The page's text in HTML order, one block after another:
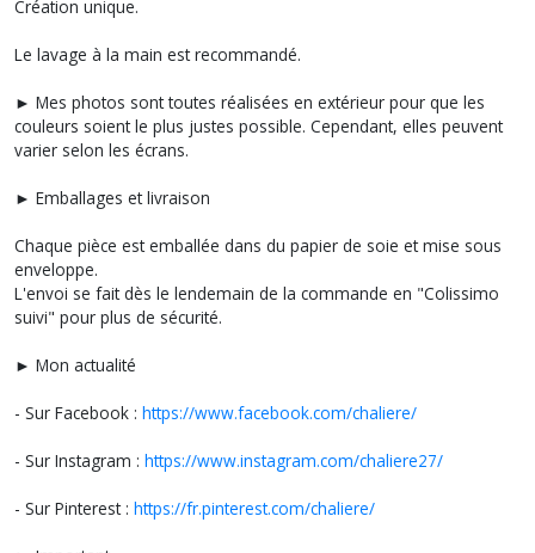
Création unique.
Le lavage à la main est recommandé.
► Mes photos sont toutes réalisées en extérieur pour que les
couleurs soient le plus justes possible. Cependant, elles peuvent
varier selon les écrans.
► Emballages et livraison
Chaque pièce est emballée dans du papier de soie et mise sous
enveloppe.
L'envoi se fait dès le lendemain de la commande en "Colissimo
suivi" pour plus de sécurité.
► Mon actualité
- Sur Facebook : https://www.facebook.com/chaliere/
- Sur Instagram : https://www.instagram.com/chaliere27/
- Sur Pinterest : https://fr.pinterest.com/chaliere/